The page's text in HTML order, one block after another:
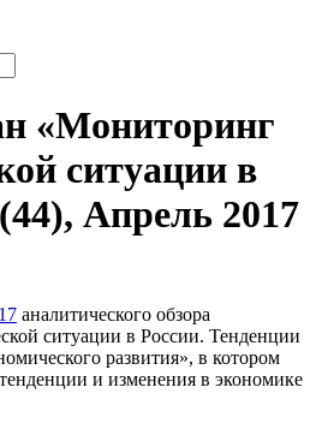
«Мониторинг
ситуации в
Апрель 2017
аналитического обзора
ситуации в России. Тенденции
развития», в котором
и изменения в экономике